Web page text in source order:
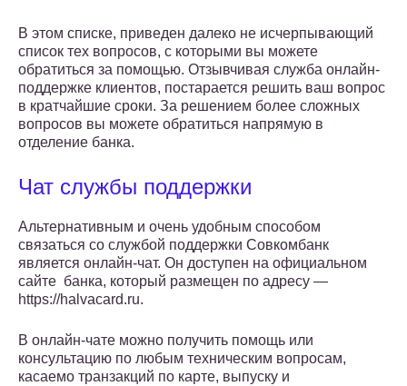
В этом списке, приведен далеко не исчерпывающий
список тех вопросов, с которыми вы можете
обратиться за помощью. Отзывчивая служба онлайн-
поддержке клиентов, постарается решить ваш вопрос
в кратчайшие сроки. За решением более сложных
вопросов вы можете обратиться напрямую в
отделение банка.
Чат службы поддержки
Альтернативным и очень удобным способом
связаться со службой поддержки Совкомбанк
является онлайн-чат. Он доступен на официальном
сайте банка, который размещен по адресу —
https://halvacard.ru.
В онлайн-чате можно получить помощь или
консультацию по любым техническим вопросам,
касаемо транзакций по карте, выпуску и